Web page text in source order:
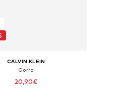
CALVIN KLEIN
Gorra
20,90€